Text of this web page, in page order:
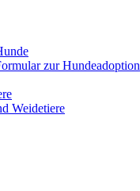
zur Hundeadoption
Weidetiere